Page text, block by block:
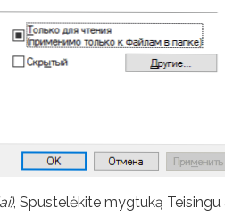
, Spustelėkite mygtuką